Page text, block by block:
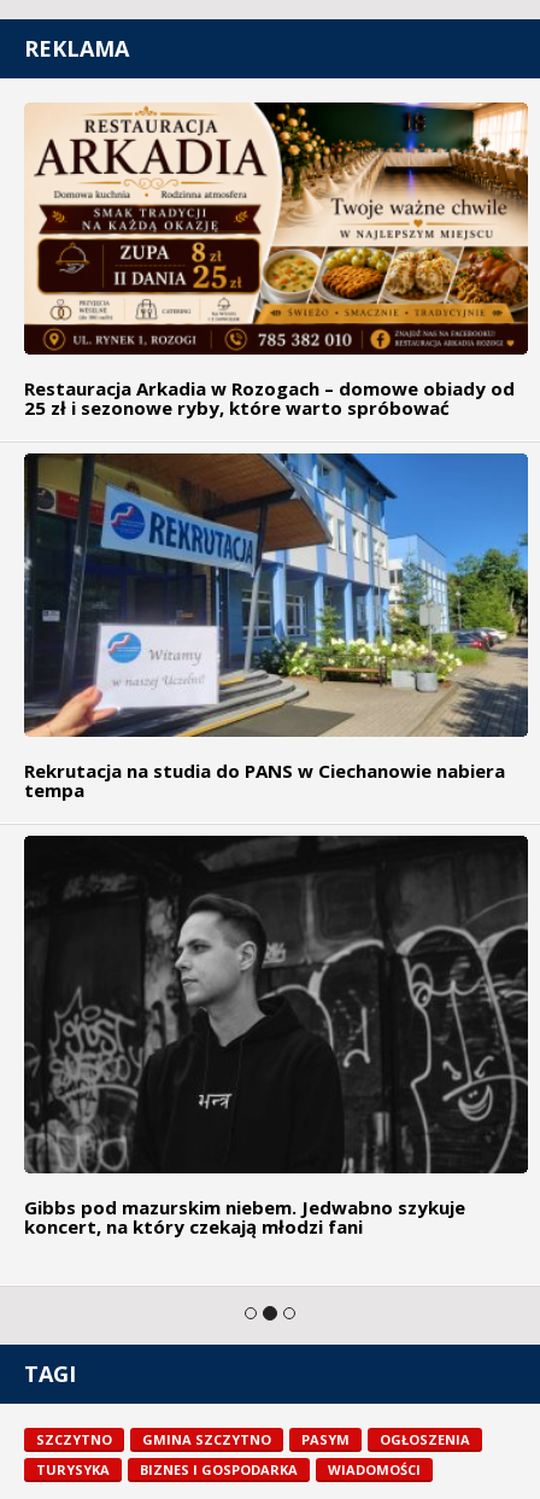
REKLAMA
Restauracja Arkadia w Rozogach – domowe obiady od
25 zł i sezonowe ryby, które warto spróbować
Rekrutacja na studia do PANS w Ciechanowie nabiera
tempa
Gibbs pod mazurskim niebem. Jedwabno szykuje
koncert, na który czekają młodzi fani
TAGI
SZCZYTNO GMINA SZCZYTNO PASYM
OGŁOSZENIA
TURYSYKA
BIZNES I GOSPODARKA WIADOMOŚCI